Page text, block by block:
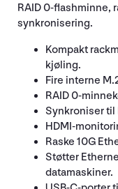
RAID 0-flashminne,
synkronisering.
Kompakt
kjøling.
Fire interne
RAID 0-
Synkroniser til
HDMI-
Raske 10G
Støtter
datamaskiner.